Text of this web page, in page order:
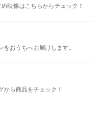
映像はこちらからチェック！
おうちへお届けします。
から商品をチェック！